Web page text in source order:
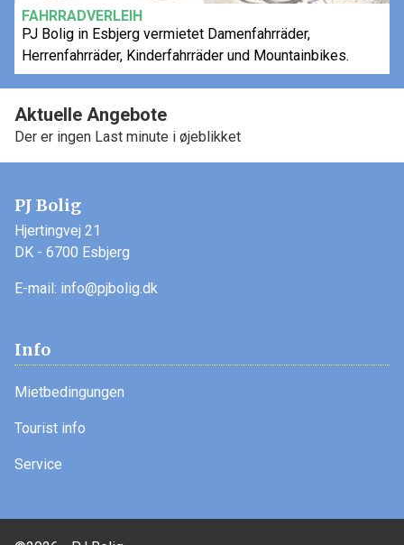
FAHRRADVERLEIH
PJ Bolig in Esbjerg vermietet Damenfahrräder,
Herrenfahrräder, Kinderfahrräder und Mountainbikes.
Aktuelle Angebote
Der er ingen Last minute i øjeblikket
PJ Bolig
Hjertingvej 21
DK - 6700 Esbjerg
E-mail: info@pjbolig.dk
Info
Mietbedingungen
Tourist info
Service